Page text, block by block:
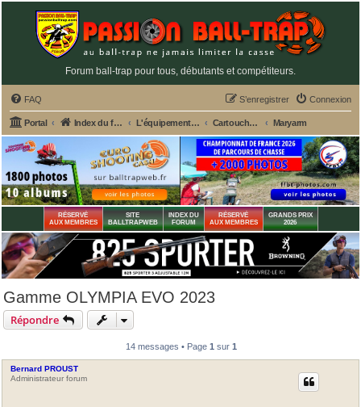
Forum ball-trap pour tous, débutants et compétiteurs.
FAQ Connexion
S’enregistrer
Portal Index du forum L'équipement du tireur de ball-trap Cartouches ball-trap Maryarm
RÉSERVÉ
AUX MEMBRES
SITE
BALLTRAPWEB
INDEX DU
FORUM
RÉSERVÉ
AUX MEMBRES
GRANDS PRIX
2026
Gamme OLYMPIA EVO 2023
Répondre
14 messages • Page 1 sur 1
Bernard PROUST
Administrateur forum